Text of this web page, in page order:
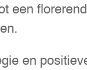
een florerend
en